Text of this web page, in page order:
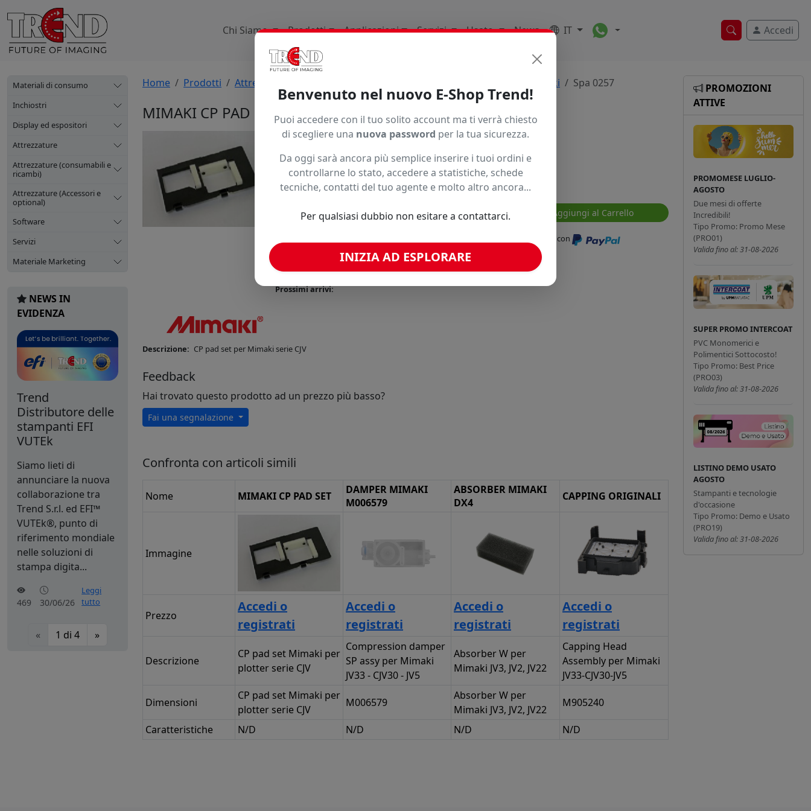
Ricerca veloce
Accedi
Chi Siamo Prodotti Applicazioni Servizi Usato News IT Toggle Dropdown
Materiali di consumo
Inchiostri
Display ed espositori
Attrezzature
Attrezzature (consumabili e
ricambi)
Attrezzature (Accessori e
optional)
Software
Servizi
Materiale Marketing
NEWS IN
EVIDENZA
Trend
Distributore delle
stampanti EFI
VUTEk
Siamo lieti di
annunciare la nuova
collaborazione tra
Trend S.r.l. ed EFI™
VUTEk®, punto di
riferimento mondiale
nelle soluzioni di
stampa digita...
469 30/06/26
Leggi
tutto
« 1 di 4 »
Home Prodotti Attrezzature Consumabili E Ricambi Mimaki Spa 0257
MIMAKI CP PAD SET
CP pad set Mimaki per plotter serie CJV
Seleziona una variante per vedere
sconti riservati, disponibilità ed
Codice:SPA-0257
CJV
n.d.
Disponibilità:
Prossimi arrivi:
Subtotale:—€
Prezzo bobina:
− + Aggiungi al Carrello
Paga in 3 rate senza interessi con
Descrizione: CP pad set per Mimaki serie CJV
Feedback
Hai trovato questo prodotto ad un prezzo più basso?
Fai una segnalazione
Confronta con articoli simili
Nome MIMAKI CP PAD SET
DAMPER MIMAKI
M006579
ABSORBER MIMAKI
DX4
CAPPING ORIGINALI
Immagine
Prezzo
Accedi o
registrati
Accedi o
registrati
Accedi o
registrati
Accedi o
registrati
Descrizione
CP pad set Mimaki per
plotter serie CJV
Compression damper
SP assy per Mimaki
JV33 - CJV30 - JV5
Absorber W per
Mimaki JV3, JV2, JV22
Capping Head
Assembly per Mimaki
JV33-CJV30-JV5
Dimensioni
CP pad set Mimaki per
plotter serie CJV
M006579
Absorber W per
Mimaki JV3, JV2, JV22
M905240
Caratteristiche N/D N/D N/D N/D
PROMOZIONI
ATTIVE
PROMOMESE LUGLIO-
AGOSTO
Due mesi di offerte
Incredibili!
Tipo Promo: Promo Mese
(PRO01)
Valida fino al: 31-08-2026
SUPER PROMO INTERCOAT
PVC Monomerici e
Polimentici Sottocosto!
Tipo Promo: Best Price
(PRO03)
Valida fino al: 31-08-2026
LISTINO DEMO USATO
AGOSTO
Stampanti e tecnologie
d'occasione
Tipo Promo: Demo e Usato
(PRO19)
Valida fino al: 31-08-2026
Benvenuto nel nuovo E-Shop Trend!
Puoi accedere con il tuo solito account ma ti verrà chiesto
di scegliere una nuova password per la tua sicurezza.
Da oggi sarà ancora più semplice inserire i tuoi ordini e
controllarne lo stato, accedere a statistiche, schede
tecniche, contatti del tuo agente e molto altro ancora...
Per qualsiasi dubbio non esitare a contattarci.
INIZIA AD ESPLORARE